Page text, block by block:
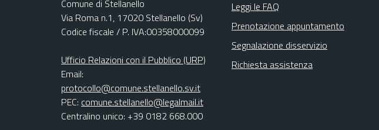
Comune di Stellanello
Via Roma n.1, 17020 Stellanello (Sv)
Codice fiscale / P. IVA:00358000099
Ufficio Relazioni con il Pubblico (URP)
Email:
protocollo@comune.stellanello.sv.it
PEC: comune.stellanello@legalmail.it
Centralino unico: +39 0182 668.000
Leggi le FAQ
Prenotazione appuntamento
Segnalazione disservizio
Richiesta assistenza